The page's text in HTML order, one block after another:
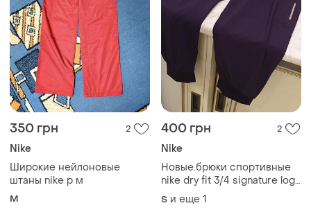
350 грн 2
Nike
Широкие нейлоновые
штаны nike р м
M
400 грн 2
Nike
Новые.брюки спортивные
nike dry fit 3/4 signature logo
airy pants purple оригинал.
S и еще 1